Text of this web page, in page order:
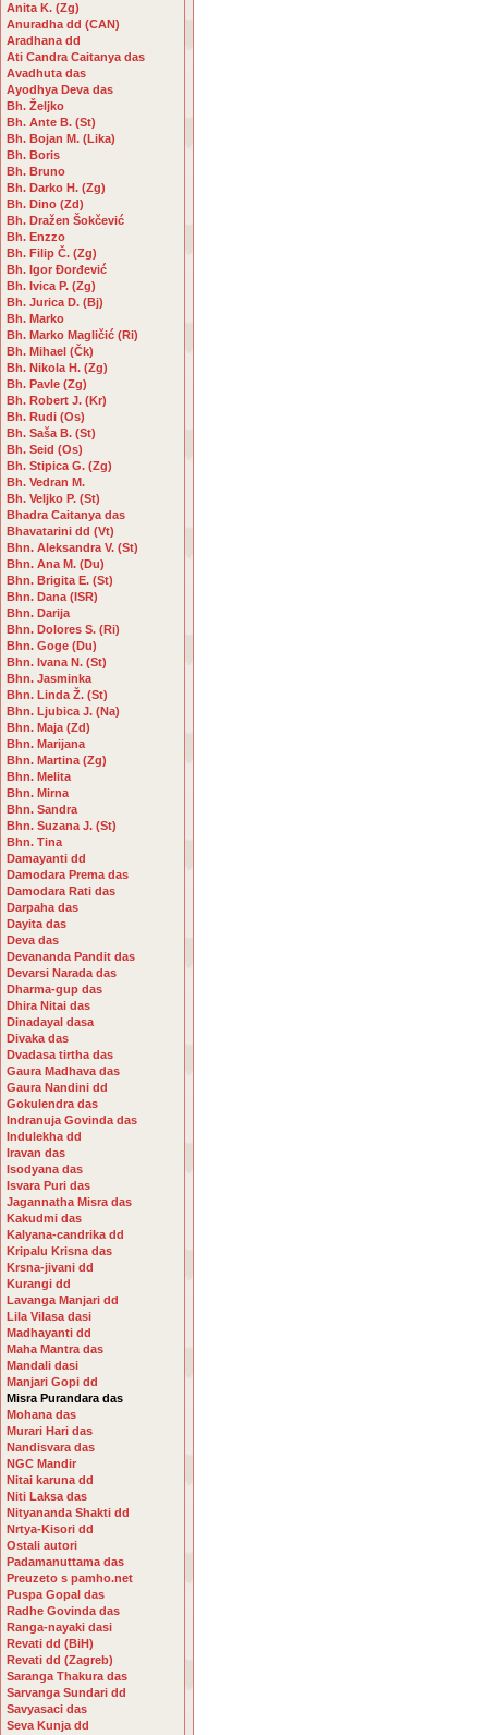
Anita K. (Zg)
Anuradha dd (CAN)
Aradhana dd
Ati Candra Caitanya das
Avadhuta das
Ayodhya Deva das
Bh. Željko
Bh. Ante B. (St)
Bh. Bojan M. (Lika)
Bh. Boris
Bh. Bruno
Bh. Darko H. (Zg)
Bh. Dino (Zd)
Bh. Dražen Šokčević
Bh. Enzzo
Bh. Filip Č. (Zg)
Bh. Igor Đorđević
Bh. Ivica P. (Zg)
Bh. Jurica D. (Bj)
Bh. Marko
Bh. Marko Magličić (Ri)
Bh. Mihael (Čk)
Bh. Nikola H. (Zg)
Bh. Pavle (Zg)
Bh. Robert J. (Kr)
Bh. Rudi (Os)
Bh. Saša B. (St)
Bh. Seid (Os)
Bh. Stipica G. (Zg)
Bh. Vedran M.
Bh. Veljko P. (St)
Bhadra Caitanya das
Bhavatarini dd (Vt)
Bhn. Aleksandra V. (St)
Bhn. Ana M. (Du)
Bhn. Brigita E. (St)
Bhn. Dana (ISR)
Bhn. Darija
Bhn. Dolores S. (Ri)
Bhn. Goge (Du)
Bhn. Ivana N. (St)
Bhn. Jasminka
Bhn. Linda Ž. (St)
Bhn. Ljubica J. (Na)
Bhn. Maja (Zd)
Bhn. Marijana
Bhn. Martina (Zg)
Bhn. Melita
Bhn. Mirna
Bhn. Sandra
Bhn. Suzana J. (St)
Bhn. Tina
Damayanti dd
Damodara Prema das
Damodara Rati das
Darpaha das
Dayita das
Deva das
Devananda Pandit das
Devarsi Narada das
Dharma-gup das
Dhira Nitai das
Dinadayal dasa
Divaka das
Dvadasa tirtha das
Gaura Madhava das
Gaura Nandini dd
Gokulendra das
Indranuja Govinda das
Indulekha dd
Iravan das
Isodyana das
Isvara Puri das
Jagannatha Misra das
Kakudmi das
Kalyana-candrika dd
Kripalu Krisna das
Krsna-jivani dd
Kurangi dd
Lavanga Manjari dd
Lila Vilasa dasi
Madhayanti dd
Maha Mantra das
Mandali dasi
Manjari Gopi dd
Misra Purandara das
Mohana das
Murari Hari das
Nandisvara das
NGC Mandir
Nitai karuna dd
Niti Laksa das
Nityananda Shakti dd
Nrtya-Kisori dd
Ostali autori
Padamanuttama das
Preuzeto s pamho.net
Puspa Gopal das
Radhe Govinda das
Ranga-nayaki dasi
Revati dd (BiH)
Revati dd (Zagreb)
Saranga Thakura das
Sarvanga Sundari dd
Savyasaci das
Seva Kunja dd